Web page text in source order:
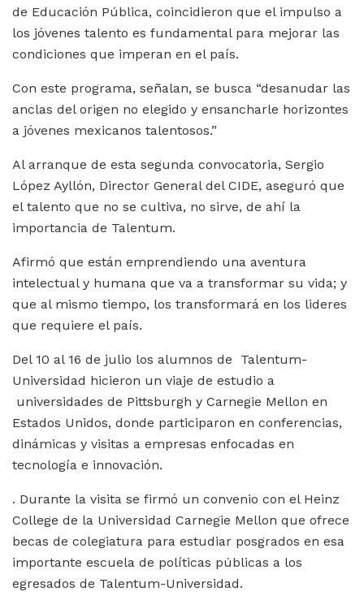
de Educación Pública, coincidieron que el impulso a
los jóvenes talento es fundamental para mejorar las
condiciones que imperan en el país.
Con este programa, señalan, se busca “desanudar las
anclas del origen no elegido y ensancharle horizontes
a jóvenes mexicanos talentosos.”
Al arranque de esta segunda convocatoria, Sergio
López Ayllón, Director General del CIDE, aseguró que
el talento que no se cultiva, no sirve, de ahí la
importancia de Talentum.
Afirmó que están emprendiendo una aventura
intelectual y humana que va a transformar su vida; y
que al mismo tiempo, los transformará en los lideres
que requiere el país.
Del 10 al 16 de julio los alumnos de Talentum-
Universidad hicieron un viaje de estudio a
universidades de Pittsburgh y Carnegie Mellon en
Estados Unidos, donde participaron en conferencias,
dinámicas y visitas a empresas enfocadas en
tecnología e innovación.
. Durante la visita se firmó un convenio con el Heinz
College de la Universidad Carnegie Mellon que ofrece
becas de colegiatura para estudiar posgrados en esa
importante escuela de políticas públicas a los
egresados de Talentum-Universidad.